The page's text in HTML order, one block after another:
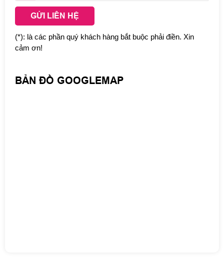
GỬI LIÊN HỆ
(*): là các phần quý khách hàng bắt buộc phải điền. Xin
cảm ơn!
BẢN ĐỒ GOOGLEMAP